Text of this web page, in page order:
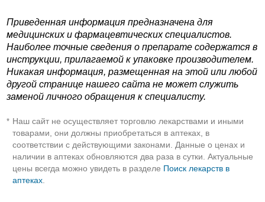
Приведенная информация предназначена для
медицинских и фармацевтических специалистов.
Наиболее точные сведения о препарате содержатся в
инструкции, прилагаемой к упаковке производителем.
Никакая информация, размещенная на этой или любой
другой странице нашего сайта не может служить
заменой личного обращения к специалисту.
* Наш сайт не осуществляет торговлю лекарствами и иными
товарами, они должны приобретаться в аптеках, в
соответствии с действующими законами. Данные о ценах и
наличии в аптеках обновляются два раза в сутки. Актуальные
цены всегда можно увидеть в разделе Поиск лекарств в
аптеках